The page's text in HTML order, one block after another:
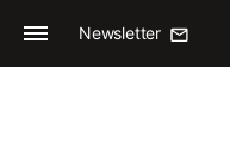
Newsletter